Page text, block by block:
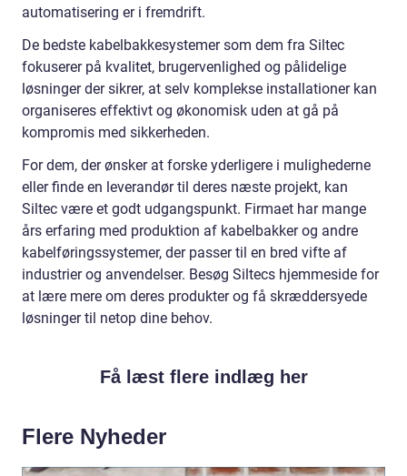
automatisering er i fremdrift.
De bedste kabelbakkesystemer som dem fra Siltec
fokuserer på kvalitet, brugervenlighed og pålidelige
løsninger der sikrer, at selv komplekse installationer kan
organiseres effektivt og økonomisk uden at gå på
kompromis med sikkerheden.
For dem, der ønsker at forske yderligere i mulighederne
eller finde en leverandør til deres næste projekt, kan
Siltec være et godt udgangspunkt. Firmaet har mange
års erfaring med produktion af kabelbakker og andre
kabelføringssystemer, der passer til en bred vifte af
industrier og anvendelser. Besøg Siltecs hjemmeside for
at lære mere om deres produkter og få skræddersyede
løsninger til netop dine behov.
Få læst flere indlæg her
Flere Nyheder